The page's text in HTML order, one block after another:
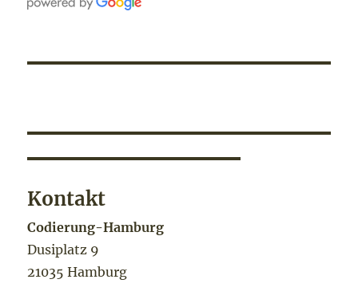
Kontakt
Codierung-Hamburg
Dusiplatz 9
21035 Hamburg